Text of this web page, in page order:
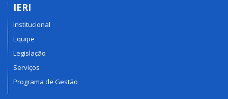
IERI
Institucional
Equipe
Legislação
Serviços
Programa de Gestão